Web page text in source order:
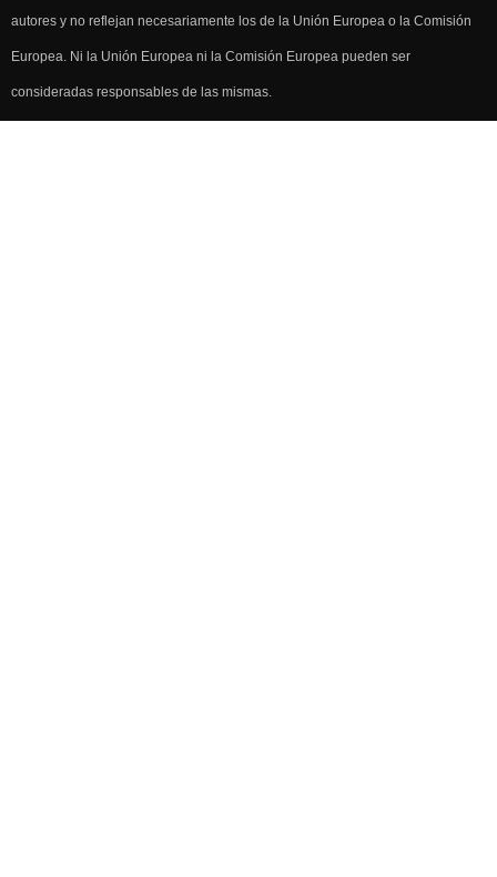
autores y no reflejan necesariamente los de la Unión Europea o la Comisión
Europea. Ni la Unión Europea ni la Comisión Europea pueden ser
consideradas responsables de las mismas.